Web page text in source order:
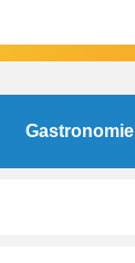
Gastronomie